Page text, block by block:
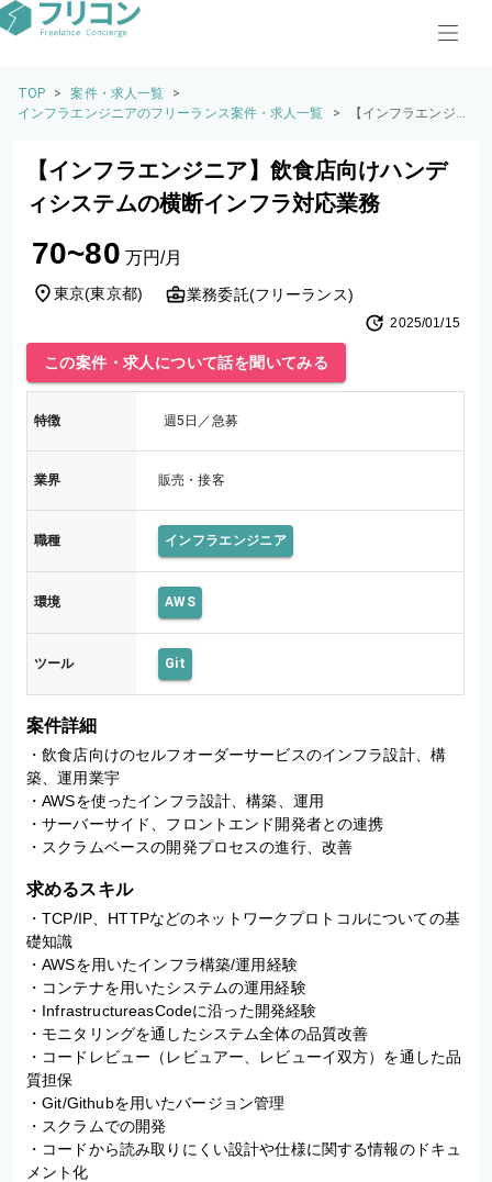
TOP > 案件・求人一覧
>
インフラエンジニアのフリーランス案件・求人一覧
>
【インフラエンジニ
インフラ対応業務
【インフラエンジニア】飲食店向けハンデ
ィシステムの横断インフラ対応業務
70~80 万円/月
東京(東京都) 業務委託(フリーランス)
2025/01/15
この案件・求人について話を聞いてみる
特徴 週5日／急募
業界 販売・接客
職種 インフラエンジニア
環境 AWS
ツール Git
案件詳細
・飲食店向けのセルフオーダーサービスのインフラ設計、構
築、運用業宇
・AWSを使ったインフラ設計、構築、運用
・サーバーサイド、フロントエンド開発者との連携
・スクラムベースの開発プロセスの進行、改善
求めるスキル
・TCP/IP、HTTPなどのネットワークプロトコルについての基
礎知識
・AWSを用いたインフラ構築/運用経験
・コンテナを用いたシステムの運用経験
・InfrastructureasCodeに沿った開発経験
・モニタリングを通したシステム全体の品質改善
・コードレビュー（レビュアー、レビューイ双方）を通した品
質担保
・Git/Githubを用いたバージョン管理
・スクラムでの開発
・コードから読み取りにくい設計や仕様に関する情報のドキュ
メント化